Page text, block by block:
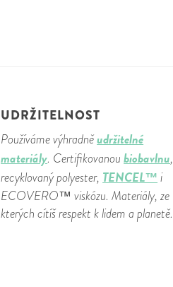
UDRŽITELNOST
Používáme výhradněudržitelné
materiály. Certifikovanoubiobavlnu,
recyklovaný polyester, TENCEL™ i
ECOVERO™ viskózu. Materiály, ze
kterých cítíš respekt k lidem a planetě.